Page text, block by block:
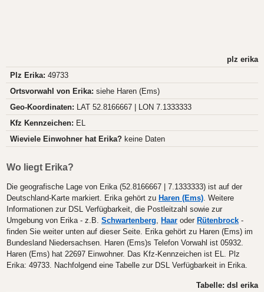
plz erika
Plz Erika: 49733
Ortsvorwahl von Erika: siehe Haren (Ems)
Geo-Koordinaten: LAT 52.8166667 | LON 7.1333333
Kfz Kennzeichen: EL
Wieviele Einwohner hat Erika? keine Daten
Wo liegt Erika?
Die geografische Lage von Erika (52.8166667 | 7.1333333) ist auf der
Deutschland-Karte markiert. Erika gehört zu Haren (Ems). Weitere
Informationen zur DSL Verfügbarkeit, die Postleitzahl sowie zur
Umgebung von Erika - z.B. Schwartenberg, Haar oder Rütenbrock -
finden Sie weiter unten auf dieser Seite. Erika gehört zu Haren (Ems) im
Bundesland Niedersachsen. Haren (Ems)s Telefon Vorwahl ist 05932.
Haren (Ems) hat 22697 Einwohner. Das Kfz-Kennzeichen ist EL. Plz
Erika: 49733. Nachfolgend eine Tabelle zur DSL Verfügbarkeit in Erika.
Tabelle: dsl erika